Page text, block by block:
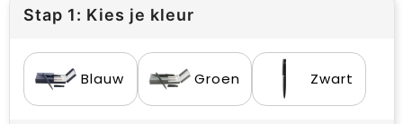
Stap 1: Kies je kleur
Blauw Groen Zwart